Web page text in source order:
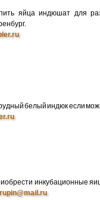
яйца индюшат для
белый индюк если
инкубационные